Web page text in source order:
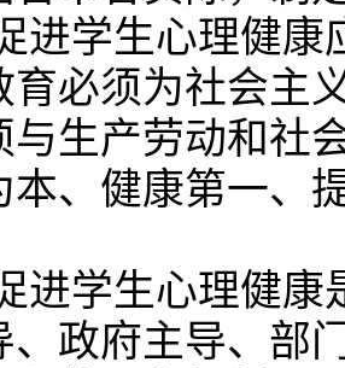
进学生心理健
育必须为社会主
与生产劳动和社
本、健康第一、
进学生心理健
、政府主导、部